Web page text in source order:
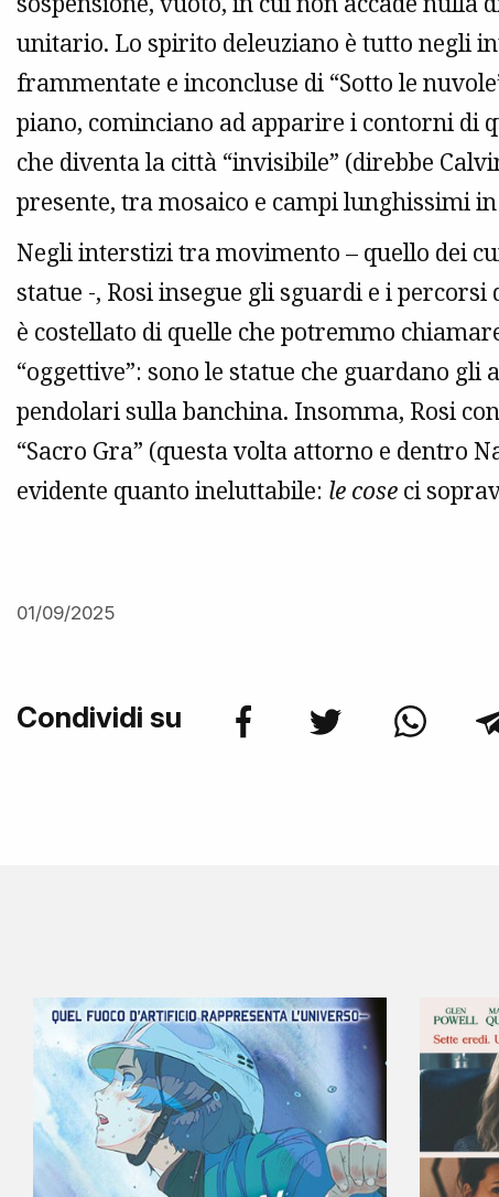
unitario. Lo spirito deleuziano è tutto negli
frammentate e inconcluse di “Sotto le
piano, cominciano ad apparire i contorni di
che diventa la città “invisibile” (direbbe
presente, tra mosaico e campi lunghissimi
Negli interstizi tra movimento – quello dei
statue -, Rosi insegue gli sguardi e i percorsi
è costellato di quelle che potremmo
“oggettive”: sono le statue che guardano
pendolari sulla banchina. Insomma, Rosi
“Sacro Gra” (questa volta attorno e dentro
evidente quanto ineluttabile: le cose ci
01/09/2025
Condividi su